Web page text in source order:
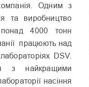
Одним з
та виробництво
4000 тонн
працюють над
DSV.
з найкращими
насіння